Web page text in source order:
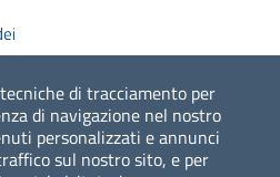
di tracciamento per
di navigazione nel nostro
personalizzati e annunci
sul nostro sito, e per
Scopri di più